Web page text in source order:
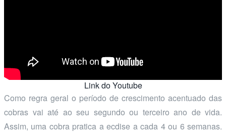
Link do Youtube
Como regra geral o período de crescimento acentuado das
cobras vai até ao seu segundo ou terceiro ano de vida.
Assim, uma cobra pratica a ecdise a cada 4 ou 6 semanas.